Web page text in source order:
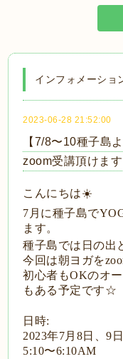
インフォメーショ
2023-06-28 21:52:00
【7/8〜10種子島
zoom受講頂けます
こんにちは☀️
7 月に種子島で
ます。
種子島では日の出
今回は朝ヨガを
初心者もOKのオ
もある予定です☆
日時:
2023年7月 8日、9
5:10〜6:10AM